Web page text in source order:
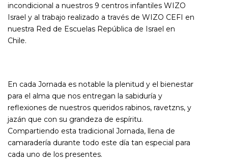
incondicional a nuestros 9 centros infantiles WIZO
Israel y al trabajo realizado a través de WIZO CEFI en
nuestra Red de Escuelas República de Israel en
Chile.
En cada Jornada es notable la plenitud y el bienestar
para el alma que nos entregan la sabiduría y
reflexiones de nuestros queridos rabinos, ravetzns, y
jazán que con su grandeza de espíritu.
Compartiendo esta tradicional Jornada, llena de
camaradería durante todo este día tan especial para
cada uno de los presentes.